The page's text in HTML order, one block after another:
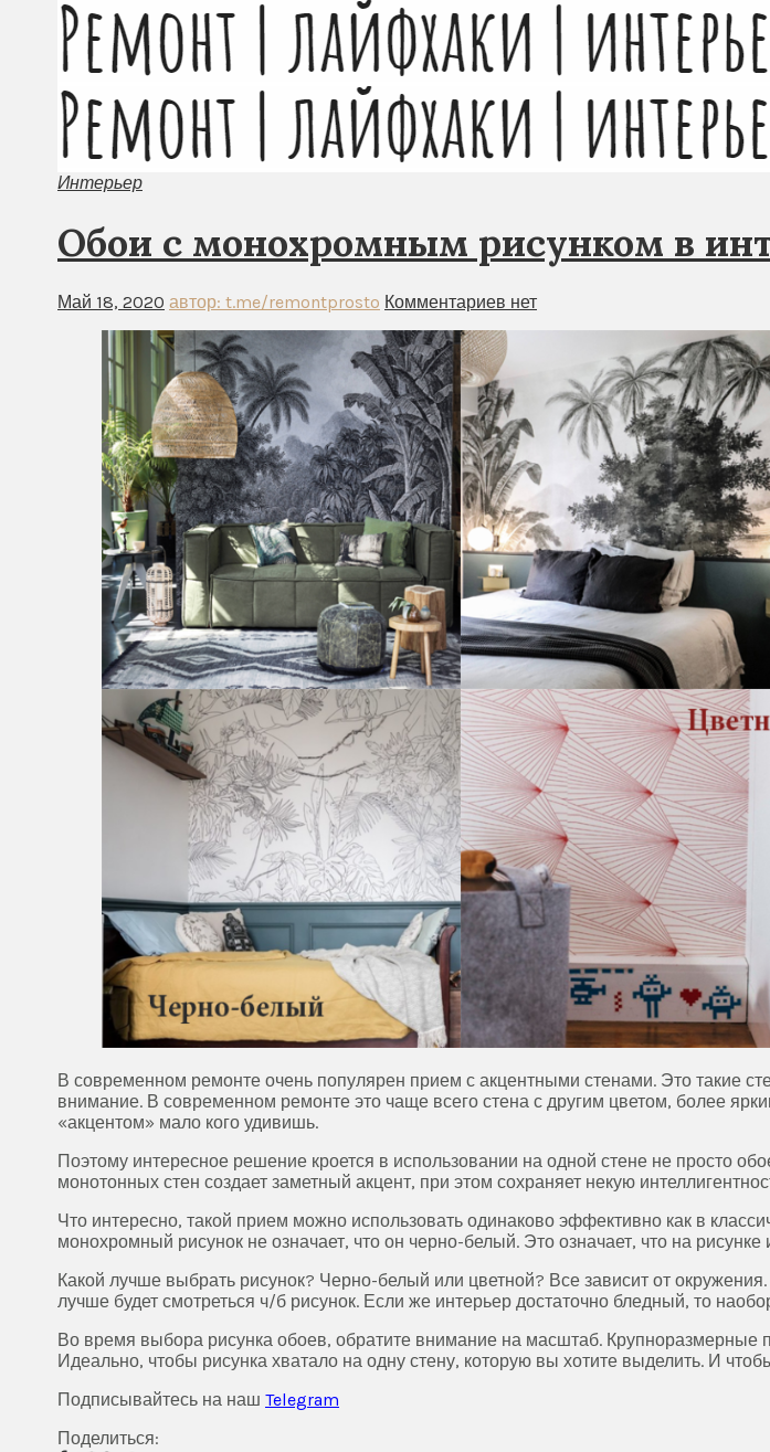
Интерьер
Обои с монохромным рисунком в
Май 18, 2020 автор: t.me/remontprosto Комментариев нет
В современном ремонте очень популярен прием с акцентными стенами. Это такие
внимание. В современном ремонте это чаще всего стена с другим цветом, более
«акцентом» мало кого удивишь.
Поэтому интересное решение кроется в использовании на одной стене не просто
монотонных стен создает заметный акцент, при этом сохраняет некую
Что интересно, такой прием можно использовать одинаково эффективно как в
монохромный рисунок не означает, что он черно-белый. Это означает, что на рисунке
Какой лучше выбрать рисунок? Черно-белый или цветной? Все зависит от
лучше будет смотреться ч/б рисунок. Если же интерьер достаточно бледный, то
Во время выбора рисунка обоев, обратите внимание на масштаб. Крупноразмерные
Идеально, чтобы рисунка хватало на одну стену, которую вы хотите выделить. И
Подписывайтесь на наш Telegram
Поделиться: